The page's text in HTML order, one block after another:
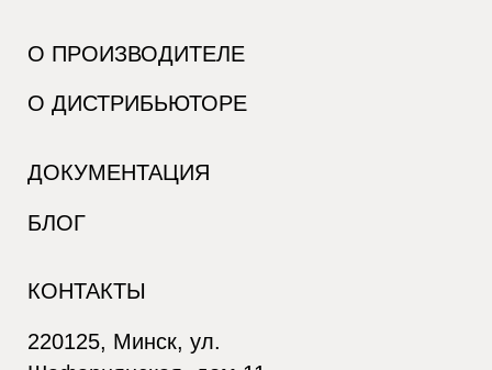
О ПРОИЗВОДИТЕЛЕ
О ДИСТРИБЬЮТОРЕ
ДОКУМЕНТАЦИЯ
БЛОГ
КОНТАКТЫ
220125, Минск, ул.